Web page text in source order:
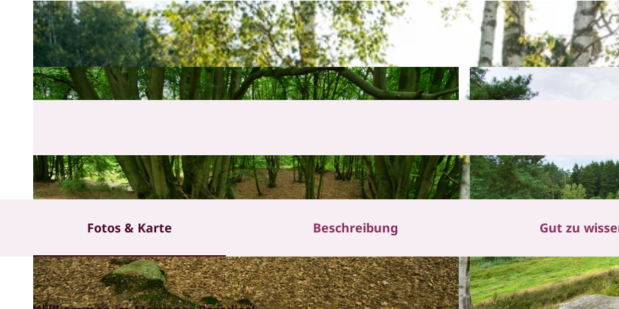
Fotos & Karte Beschreibung Gut zu